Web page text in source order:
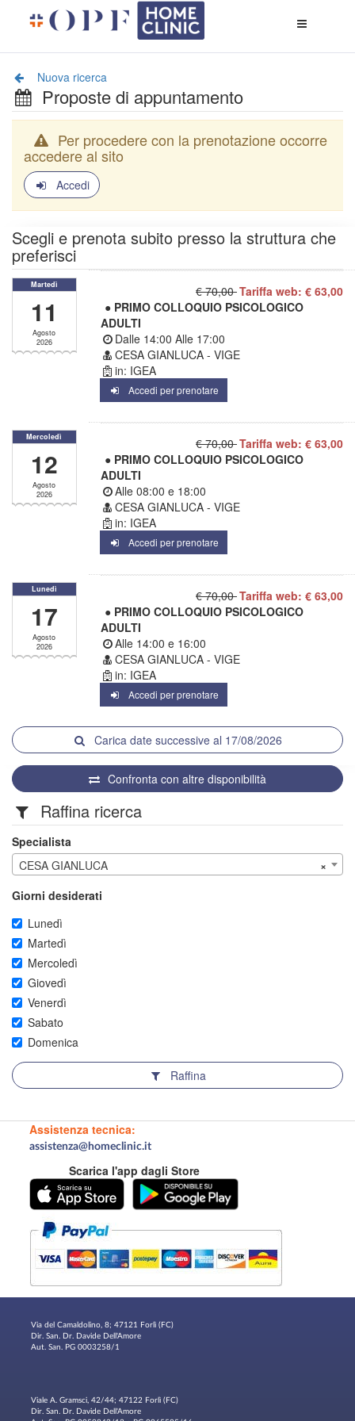
di
Nuova ricerca
Proposte di appuntamento
Per procedere con la prenotazione occorre
accedere al sito
Accedi
Scegli e prenota subito presso la struttura che
preferisci
Martedì
11
Agosto
2026
€ 70,00Tariffa web: € 63,00
● PRIMO COLLOQUIO PSICOLOGICO
ADULTI
Dalle 14:00 Alle 17:00
CESA GIANLUCA - VIGE
in: IGEA
Accedi per prenotare
Mercoledì
12
Agosto
2026
€ 70,00Tariffa web: € 63,00
● PRIMO COLLOQUIO PSICOLOGICO
ADULTI
Alle 08:00 e 18:00
CESA GIANLUCA - VIGE
in: IGEA
Accedi per prenotare
Lunedì
17
Agosto
2026
€ 70,00Tariffa web: € 63,00
● PRIMO COLLOQUIO PSICOLOGICO
ADULTI
Alle 14:00 e 16:00
CESA GIANLUCA - VIGE
in: IGEA
Accedi per prenotare
Carica date successive al 17/08/2026
Confronta con altre disponibilità
Raffina ricerca
Specialista
×
CESA GIANLUCA
Giorni desiderati
Lunedì
Martedì
Mercoledì
Giovedì
Venerdì
Sabato
Domenica
Raffina
Assistenza tecnica:
assistenza@homeclinic.it
Scarica l'app dagli Store
Via del Camaldolino, 8; 47121 Forlì (FC)
Dir. San. Dr. Davide Dell'Amore
Aut. San. PG 0003258/1
Viale A. Gramsci, 42/44; 47122 Forlì (FC)
Dir. San. Dr. Davide Dell'Amore